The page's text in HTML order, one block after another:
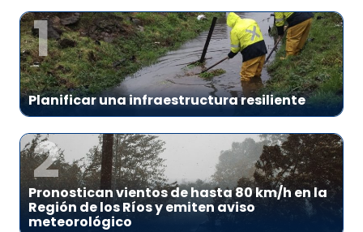
1
Planificar una infraestructura resiliente
2
Pronostican vientos de hasta 80 km/h en la
Región de los Ríos y emiten aviso
meteorológico